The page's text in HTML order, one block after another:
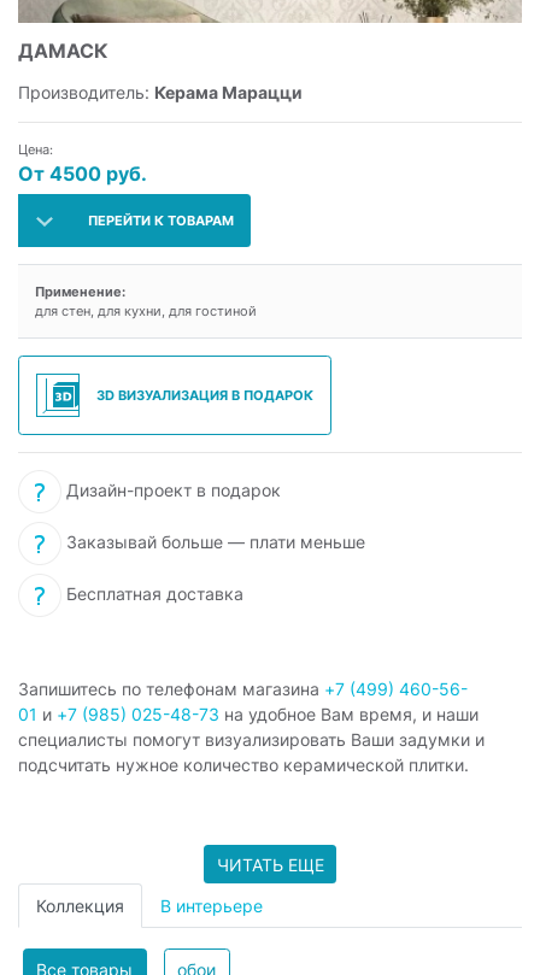
ДАМАСК
Производитель: Керама Марацци
Цена:
От 4500 руб.
ПЕРЕЙТИ К ТОВАРАМ
Применение:
для стен, для кухни, для гостиной
3D ВИЗУАЛИЗАЦИЯ В ПОДАРОК
Дизайн-проект в подарок
Заказывай больше — плати меньше
Бесплатная доставка
Запишитесь по телефонам магазина +7 (499) 460-56-
01 и +7 (985) 025-48-73 на удобное Вам время, и наши
специалисты помогут визуализировать Ваши задумки и
подсчитать нужное количество керамической плитки.
ЧИТАТЬ ЕЩЕ
Коллекция В интерьере
Все товары обои